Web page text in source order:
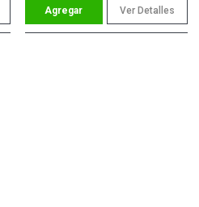
Ver Detalles